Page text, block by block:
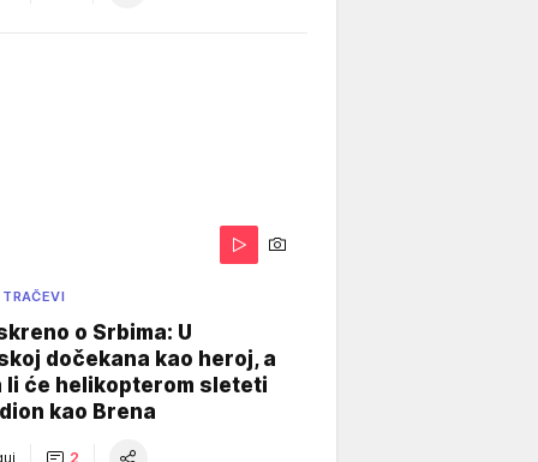
o Srbima: U
dočekana kao heroj, a
li će helikopterom sleteti
kao Brena
2